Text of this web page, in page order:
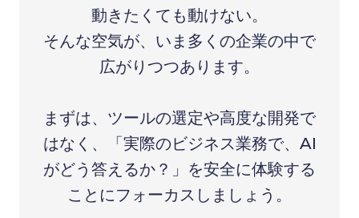
動きたくても動けない。
そんな空気が、いま多くの企業の中で
広がりつつあります。
まずは、ツールの選定や高度な開発で
はなく、「実際のビジネス業務で、AI
がどう答えるか？」を安全に体験する